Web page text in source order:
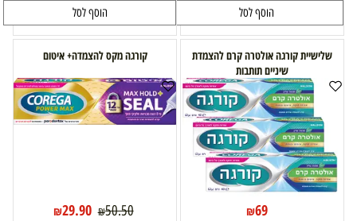
הוסף לסל הוסף לסל
שלישיית קורגה אולטרה קרם להצמדת
שיניים תותבות
₪69
קורגה מקס להצמדה+ איטום
₪50.50
₪29.90